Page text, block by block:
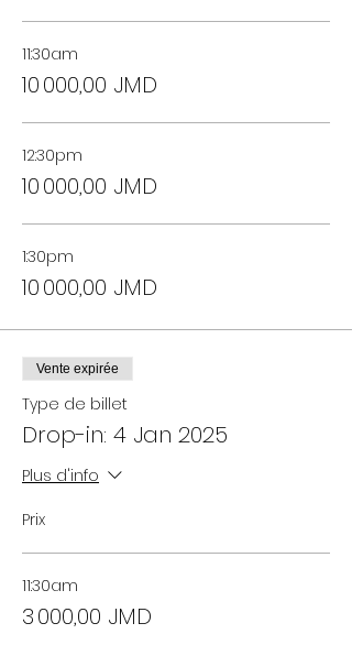
11:30am
10 000,00 JMD
12:30pm
10 000,00 JMD
1:30pm
10 000,00 JMD
Vente expirée
Type de billet
Drop-in: 4 Jan 2025
Plus d'info
Prix
11:30am
3 000,00 JMD